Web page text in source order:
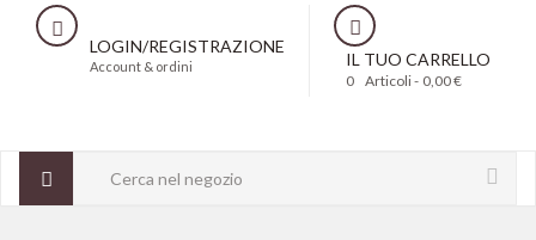
LOGIN/REGISTRAZIONE
Account & ordini IL TUO CARRELLO
0 Articoli - 0,00 €